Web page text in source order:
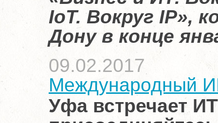
IoT. Вокруг IP»,
Дону в конце
09.02.2017
Международный
Уфа встречает